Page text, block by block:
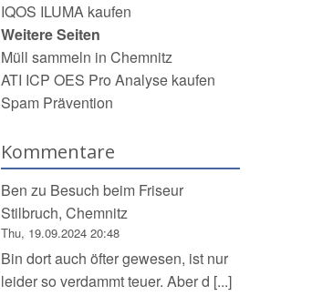
IQOS ILUMA kaufen
Weitere Seiten
Müll sammeln in Chemnitz
ATI ICP OES Pro Analyse kaufen
Spam Prävention
Kommentare
Ben zu Besuch beim Friseur
Stilbruch, Chemnitz
Thu, 19.09.2024 20:48
Bin dort auch öfter gewesen, ist nur
leider so verdammt teuer. Aber d [...]